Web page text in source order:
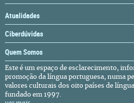
Atualidades
Ciberdúvidas
Quem Somos
Este é um espaço de esclarecimento,
promoção da língua portuguesa, numa
valores culturais dos oito países de
fundado em 1997.